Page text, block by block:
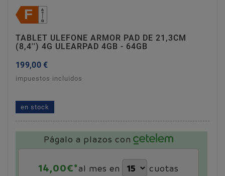
TABLET ULEFONE ARMOR PAD DE 21,3CM
(8,4'') 4G ULEARPAD 4GB - 64GB
199,00 €
impuestos incluidos
ulearpad 4gb - 64gb
en stock
Págalo a plazos con
14,00€*al mes en cuotas